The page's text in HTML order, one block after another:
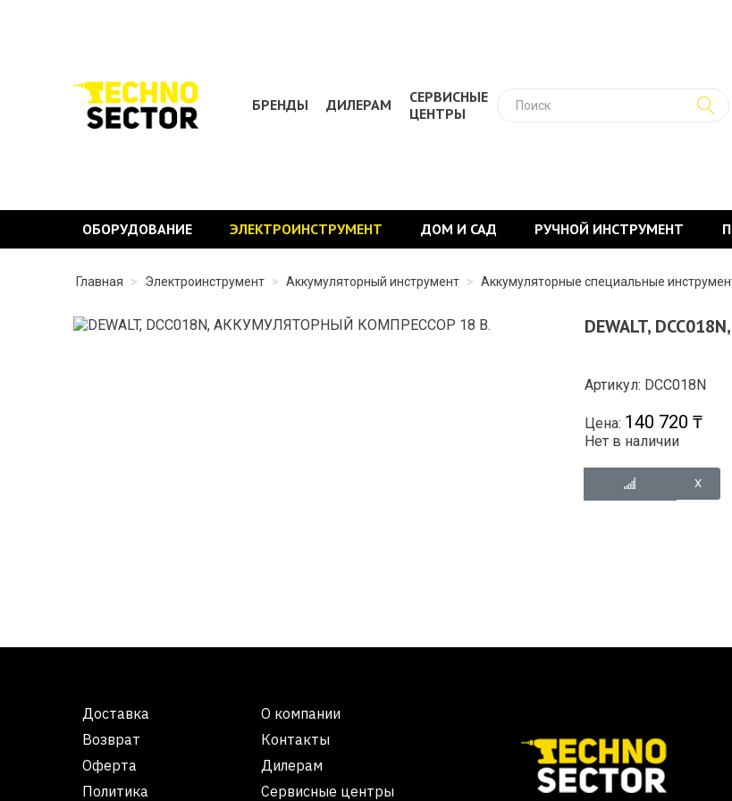
БРЕНДЫ ДИЛЕРАМ
СЕРВИСНЫЕ
ЦЕНТРЫ
ОБОРУДОВАНИЕ ЭЛЕКТРОИНСТРУМЕНТ ДОМ И САД РУЧНОЙ ИНСТРУМЕНТ
Главная > Электроинструмент > Аккумуляторный инструмент > Аккумуляторные специальные
DEWALT,
Артикул: DCC018N
Цена: 140 720 ₸
Нет в наличии
Доставка
О компании
Возврат
Контакты
Оферта
Дилерам
Политика
Сервисные центры